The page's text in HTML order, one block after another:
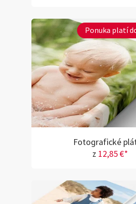
Ponuka platí
Fotografické
z 12,85 €*